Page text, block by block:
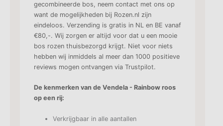
gecombineerde bos, neem contact met ons op
want de mogelijkheden bij Rozen.nl zijn
eindeloos. Verzending is gratis in NL en BE vanaf
€80,-. Wij zorgen er altijd voor dat u een mooie
bos rozen thuisbezorgd krijgt. Niet voor niets
hebben wij inmiddels al meer dan 1000 positieve
reviews mogen ontvangen via Trustpilot.
De kenmerken van de Vendela - Rainbow roos
op een rij:
Verkrijgbaar in alle aantallen